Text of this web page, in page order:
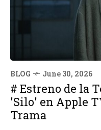
BLOG June 30, 2026
# Estreno de la
'Silo' en Apple
Trama